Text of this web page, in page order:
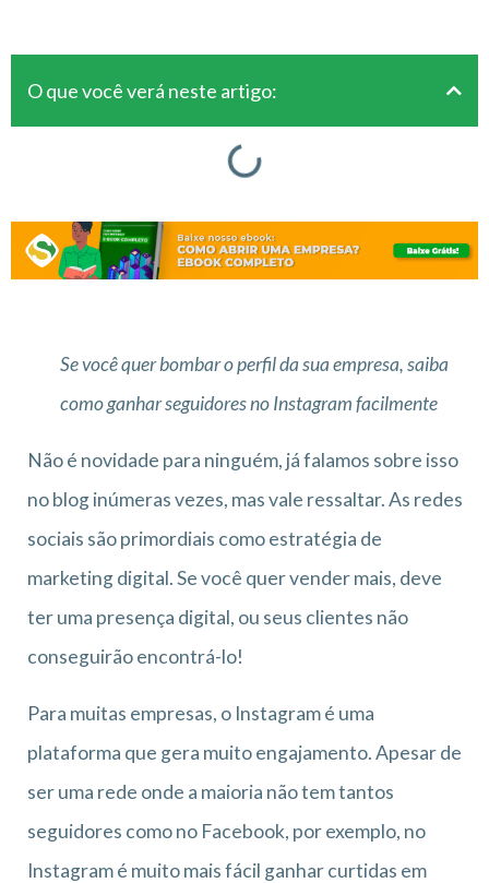
O que você verá neste artigo:
Se você quer bombar o perfil da sua empresa, saiba
como ganhar seguidores no Instagram facilmente
Não é novidade para ninguém, já falamos sobre isso
no blog inúmeras vezes, mas vale ressaltar. As redes
sociais são primordiais como estratégia de
marketing digital. Se você quer vender mais, deve
ter uma presença digital, ou seus clientes não
conseguirão encontrá-lo!
Para muitas empresas, o Instagram é uma
plataforma que gera muito engajamento. Apesar de
ser uma rede onde a maioria não tem tantos
seguidores como no Facebook, por exemplo, no
Instagram é muito mais fácil ganhar curtidas em